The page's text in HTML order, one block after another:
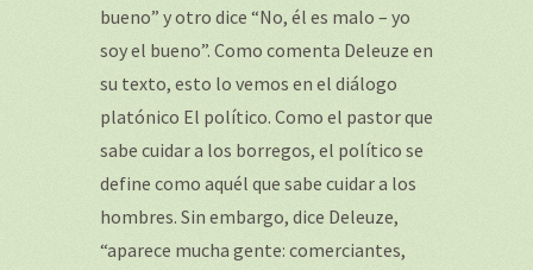
bueno” y otro dice “No, él es malo – yo
soy el bueno”. Como comenta Deleuze en
su texto, esto lo vemos en el diálogo
platónico El político. Como el pastor que
sabe cuidar a los borregos, el político se
define como aquél que sabe cuidar a los
hombres. Sin embargo, dice Deleuze,
“aparece mucha gente: comerciantes,